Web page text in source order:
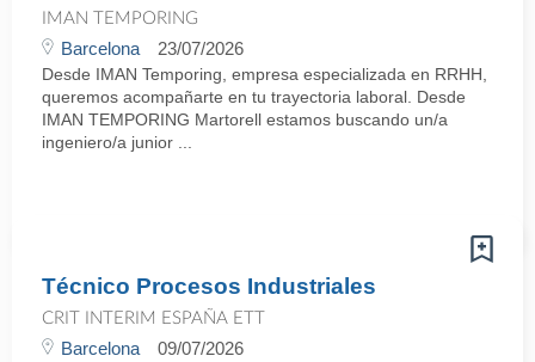
IMAN TEMPORING
Barcelona 23/07/2026
Desde IMAN Temporing, empresa especializada en RRHH,
queremos acompañarte en tu trayectoria laboral. Desde
IMAN TEMPORING Martorell estamos buscando un/a
ingeniero/a junior ...
Técnico Procesos Industriales
CRIT INTERIM ESPAÑA ETT
Barcelona 09/07/2026